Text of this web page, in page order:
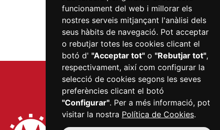
funcionament del web i millorar els
nostres serveis mitjançant l'anàlisi dels
seus hàbits de navegació. Pot acceptar
o rebutjar totes les cookies clicant el
botó d' "Acceptar tot"o "Rebutjar tot",
respectivament, així com configurar la
selecció de cookies segons les seves
preferències clicant el botó
"Configurar". Per a més informació, pot
visitar la nostra Política de Cookies.